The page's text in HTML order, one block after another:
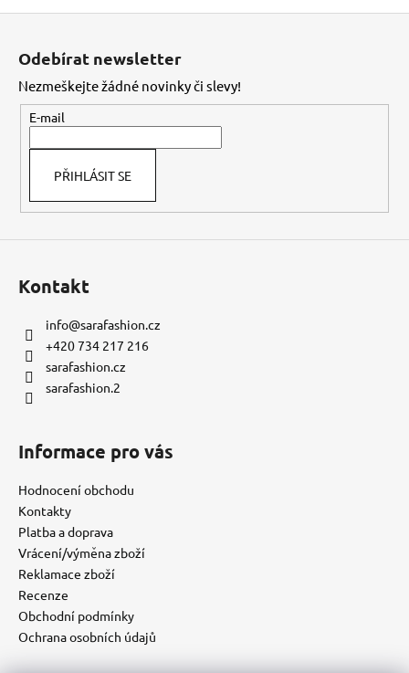
Odebírat newsletter
Nezmeškejte žádné novinky či slevy!
E-mail
PŘIHLÁSIT SE
Kontakt
info@sarafashion.cz
+420 734 217 216
sarafashion.cz
sarafashion.2
Informace pro vás
Hodnocení obchodu
Kontakty
Platba a doprava
Vrácení/výměna zboží
Reklamace zboží
Recenze
Obchodní podmínky
Ochrana osobních údajů